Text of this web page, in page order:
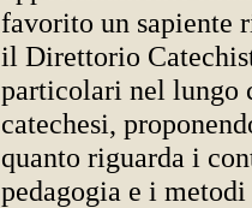
favorito un sapiente
il Direttorio
particolari nel lungo
catechesi,
quanto riguarda i
pedagogia e i